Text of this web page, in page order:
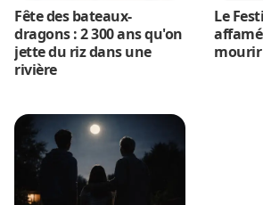
Fête des bateaux-
dragons : 2 300 ans qu'on
jette du riz dans une
rivière
Le